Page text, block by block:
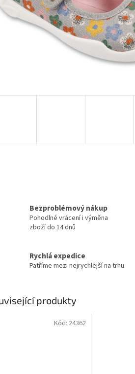
Bezproblémový nákup
Pohodlné vrácení i výměna
zboží do 14 dnů
Rychlá expedice
Patříme mezi nejrychlejší na trhu
produkty
Kód: 24362